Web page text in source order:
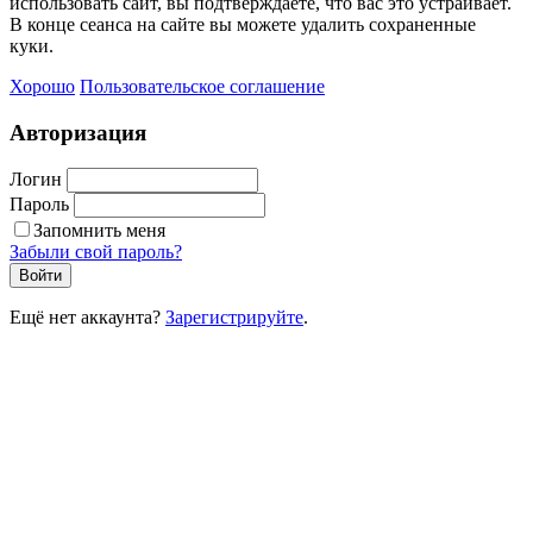
В конце сеанса на сайте вы можете удалить сохраненные
куки.
Хорошо Пользовательское соглашение
Авторизация
Логин
Пароль
Запомнить меня
Забыли свой пароль?
Войти
Ещё нет аккаунта? Зарегистрируйте.